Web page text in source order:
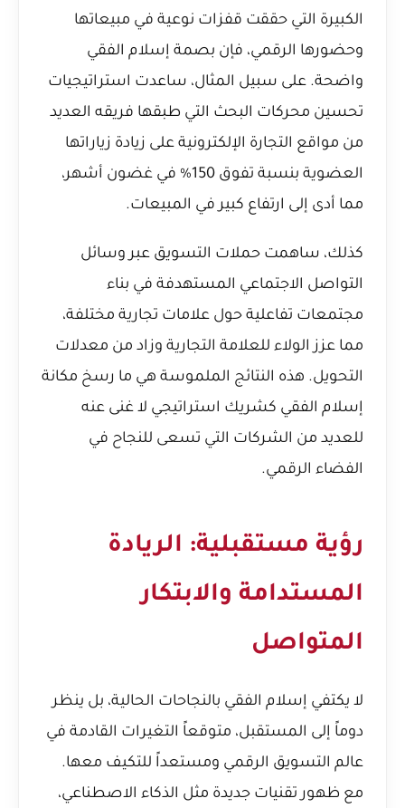
الكبيرة التي حققت قفزات نوعية في مبيعاتها
وحضورها الرقمي، فإن بصمة إسلام الفقي
واضحة. على سبيل المثال، ساعدت استراتيجيات
تحسين محركات البحث التي طبقها فريقه العديد
من مواقع التجارة الإلكترونية على زيادة زياراتها
العضوية بنسبة تفوق 150% في غضون أشهر،
مما أدى إلى ارتفاع كبير في المبيعات.
كذلك، ساهمت حملات التسويق عبر وسائل
التواصل الاجتماعي المستهدفة في بناء
مجتمعات تفاعلية حول علامات تجارية مختلفة،
مما عزز الولاء للعلامة التجارية وزاد من معدلات
التحويل. هذه النتائج الملموسة هي ما رسخ مكانة
إسلام الفقي كشريك استراتيجي لا غنى عنه
للعديد من الشركات التي تسعى للنجاح في
الفضاء الرقمي.
رؤية مستقبلية: الريادة
المستدامة والابتكار
المتواصل
لا يكتفي إسلام الفقي بالنجاحات الحالية، بل ينظر
دوماً إلى المستقبل، متوقعاً التغيرات القادمة في
عالم التسويق الرقمي ومستعداً للتكيف معها.
مع ظهور تقنيات جديدة مثل الذكاء الاصطناعي،